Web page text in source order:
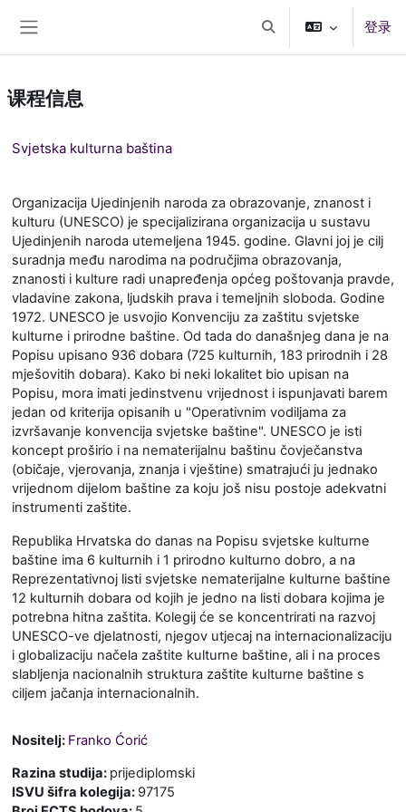
切换搜索输入 登录
课程信息
Svjetska kulturna baština
Organizacija Ujedinjenih naroda za obrazovanje, znanost i
kulturu (UNESCO) je specijalizirana organizacija u sustavu
Ujedinjenih naroda utemeljena 1945. godine. Glavni joj je cilj
suradnja među narodima na područjima obrazovanja,
znanosti i kulture radi unapređenja općeg poštovanja pravde,
vladavine zakona, ljudskih prava i temeljnih sloboda. Godine
1972. UNESCO je usvojio Konvenciju za zaštitu svjetske
kulturne i prirodne baštine. Od tada do današnjeg dana je na
Popisu upisano 936 dobara (725 kulturnih, 183 prirodnih i 28
mješovitih dobara). Kako bi neki lokalitet bio upisan na
Popisu, mora imati jedinstvenu vrijednost i ispunjavati barem
jedan od kriterija opisanih u "Operativnim vodiljama za
izvršavanje konvencija svjetske baštine". UNESCO je isti
koncept proširio i na nematerijalnu baštinu čovječanstva
(običaje, vjerovanja, znanja i vještine) smatrajući ju jednako
vrijednom dijelom baštine za koju još nisu postoje adekvatni
instrumenti zaštite.
Republika Hrvatska do danas na Popisu svjetske kulturne
baštine ima 6 kulturnih i 1 prirodno kulturno dobro, a na
Reprezentativnoj listi svjetske nematerijalne kulturne baštine
12 kulturnih dobara od kojih je jedno na listi dobara kojima je
potrebna hitna zaštita. Kolegij će se koncentrirati na razvoj
UNESCO-ve djelatnosti, njegov utjecaj na internacionalizaciju
i globalizaciju načela zaštite kulturne baštine, ali i na proces
slabljenja nacionalnih struktura zaštite kulturne baštine s
ciljem jačanja internacionalnih.
Nositelj: Franko Ćorić
Razina studija: prijediplomski
ISVU šifra kolegija: 97175